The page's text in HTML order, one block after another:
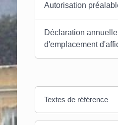
Autorisation
Déclaration
d'emplacement
Textes de référence